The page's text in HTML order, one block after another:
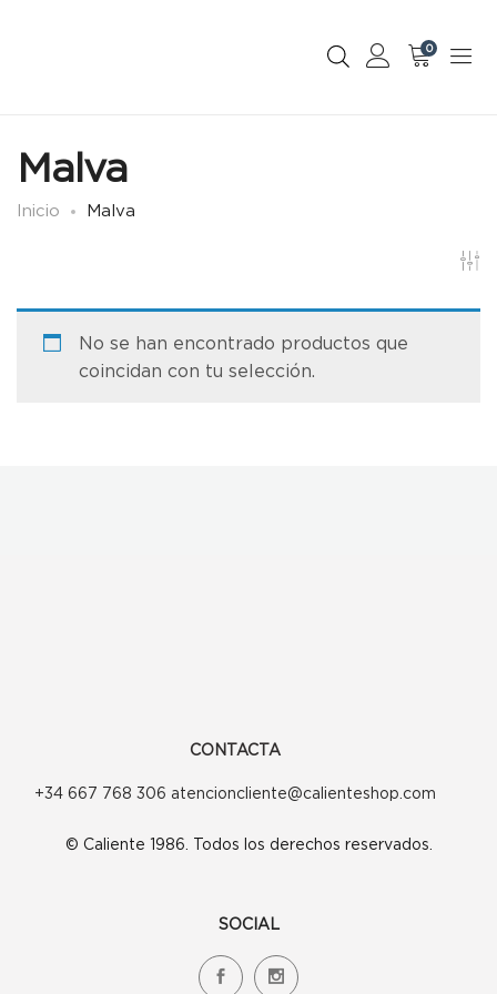
0
Malva
Inicio Malva
No se han encontrado productos que
coincidan con tu selección.
CONTACTA
+34 667 768 306 atencioncliente@calienteshop.com
© Caliente 1986. Todos los derechos reservados.
SOCIAL